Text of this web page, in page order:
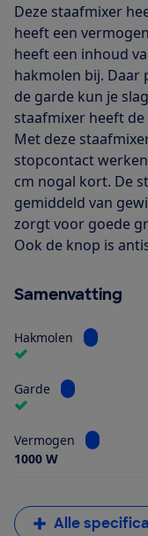
Deze staafmixer
heeft een
heeft een inhoud
hakmolen bij. Daar
de garde kun je
staafmixer heeft de
Met deze
stopcontact
cm nogal kort. De
gemiddeld van
zorgt voor goede
Ook de knop is
Samenvatting
Hakmolen Bekijk
Garde Bekijk
Vermogen
Bekijk
1000 W
Alle